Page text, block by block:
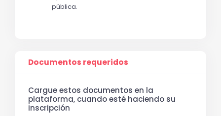
pública.
Documentos requeridos
Cargue estos documentos en la
plataforma, cuando esté haciendo su
inscripción